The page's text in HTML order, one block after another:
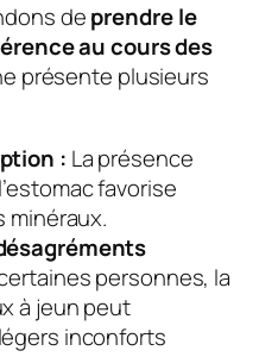
deprendre le
au cours des
présente plusieurs
: La présence
favorise
minéraux.
personnes, la
à jeun peut
inconforts